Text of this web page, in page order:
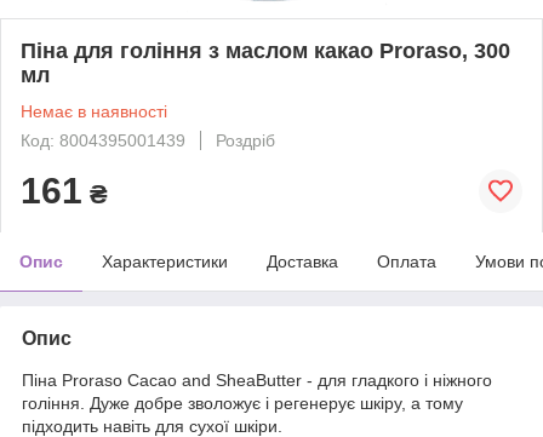
Піна для гоління з маслом какао Proraso, 300
мл
Немає в наявності
Код: 8004395001439
Роздріб
161 ₴
Опис Характеристики Доставка Оплата Умови
Опис
Піна Proraso Cacao and SheaButter - для гладкого і ніжного
гоління. Дуже добре зволожує і регенерує шкіру, а тому
підходить навіть для сухої шкіри.